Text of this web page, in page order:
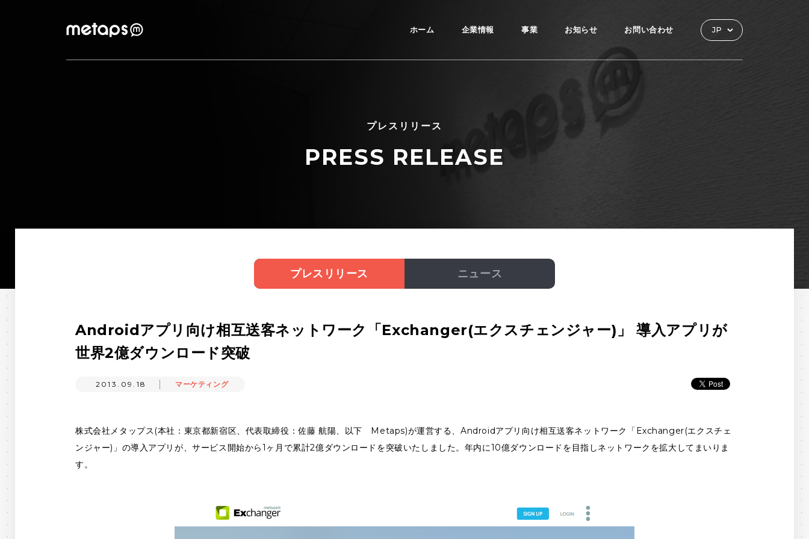
ホーム 企業情報 事業 お知らせ お問い合わせ JP
プレスリリース
PRESS RELEASE
プレスリリース ニュース
Androidアプリ向け相互送客ネットワーク「Exchanger(エクスチェンジャー)」 導入アプリが
世界2億ダウンロード突破
2013.09.18 マーケティング
株式会社メタップス(本社：東京都新宿区、代表取締役：佐藤 航陽、以下 Metaps)が運営する、Androidアプリ向け相互送客ネットワーク「Exchanger(エクスチェ
ンジャー)」の導入アプリが、サービス開始から1ヶ月で累計2億ダウンロードを突破いたしました。年内に10億ダウンロードを目指しネットワークを拡大してまいりま
す。